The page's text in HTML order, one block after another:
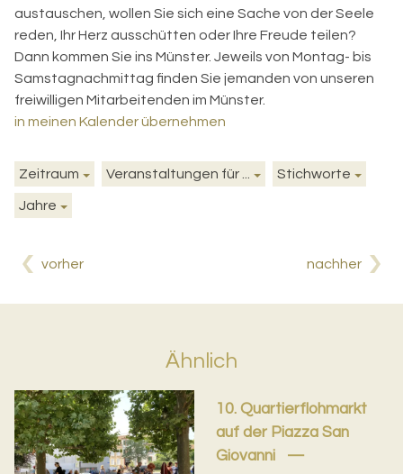
austauschen, wollen Sie sich eine Sache von der Seele
reden, Ihr Herz ausschütten oder Ihre Freude teilen?
Dann kommen Sie ins Münster. Jeweils von Montag- bis
Samstagnachmittag finden Sie jemanden von unseren
freiwilligen Mitarbeitenden im Münster.
in meinen Kalender übernehmen
Zeitraum Veranstaltungen für ... Stichworte
Jahre
vorher nachher
Ähnlich
10. Quartierflohmarkt
auf der Piazza San
Giovanni